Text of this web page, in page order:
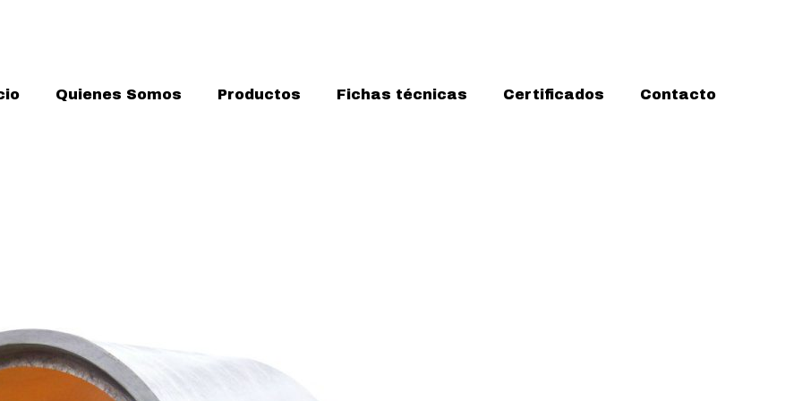
Quienes Somos Productos Fichas técnicas Certificados Contacto